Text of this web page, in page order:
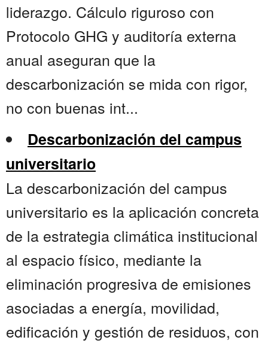
liderazgo. Cálculo riguroso con
Protocolo GHG y auditoría externa
anual aseguran que la
descarbonización se mida con rigor,
no con buenas int...
Descarbonización del campus
universitario
La descarbonización del campus
universitario es la aplicación concreta
de la estrategia climática institucional
al espacio físico, mediante la
eliminación progresiva de emisiones
asociadas a energía, movilidad,
edificación y gestión de residuos, con